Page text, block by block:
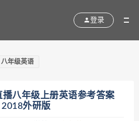
登录
八年级英语
八年级上册英语参考答案
2018外研版